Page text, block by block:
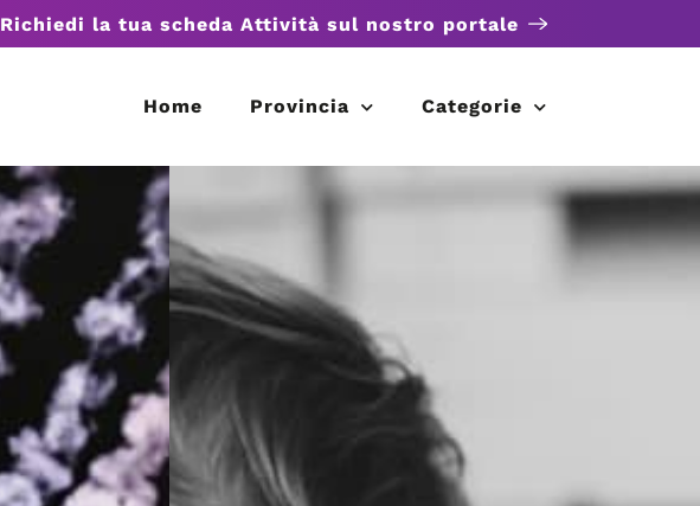
Richiedi la tua scheda Attività sul nostro portale
Home Provincia Categorie